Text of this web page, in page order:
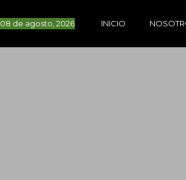
08 de agosto, 2026 INICIO